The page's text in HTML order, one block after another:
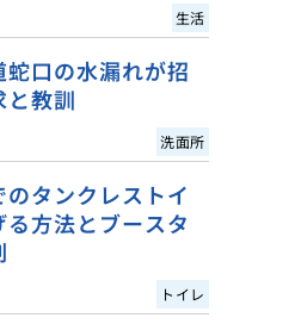
生活
口の水漏れが招
と教訓
洗面所
タンクレストイ
る方法とブースタ
トイレ